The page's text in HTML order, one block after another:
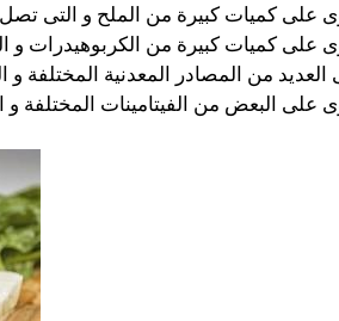
كبيرة من الملح و التى تصل الى حوالى 3 جرام تقريبا من
كميات كبيرة من الكربوهيدرات و التى تصل الى حوالى 2.2
من المصادر المعدنية المختلفة
على البعض من الفيتامينات المختلفة